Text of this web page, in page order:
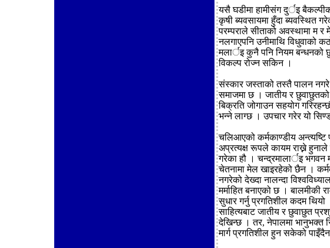
यसै घडीमा हामीसंग दुर्इ
कृषी ब्यवसायमा हुँदा ब्यवस्थित
परम्पराले सीताको अवस्थामा म र
नलगाएपनि उनीमाथि विधुवाको
मलार्इ कुनै पनि नियम बन्धनको
विकल्प रोज्न सकिन ।
संस्कार जस्ताको तस्तै पालन नगरे
समाजमा छ । जातीय र छुवाछुतको
बिक्रति जोगाउन सहयोग
भन्ने लाग्छ । उपचार गरेर यो
चलिआएको कर्मकाण्डीय अन्त्यष्टि
अप्रत्यक्ष रूपले कायम राख्ने हुनाले
गरेका हौ । चन्द्रमालार्इ भगवन
चेतनामा मेल खाइरहेको छैन ।
नगरेको देख्दा नालन्दा
मर्माहित बनाएको छ ।
सुधार गर्नु प्रगतिशील कदम
साहित्यबाट जातीय र छुवाछुत
देखिन्छ । तर, नेपालमा भानुभक्त
मार्ग प्रगतिशील हुन सकेको